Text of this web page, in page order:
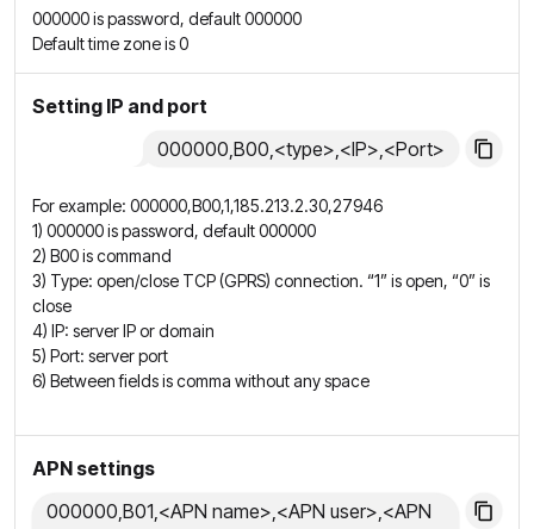
000000 is password, default 000000
Default time zone is 0
Setting IP and port
000000,B00,<type>,<IP>,<Port>
For example: 000000,B00,1,185.213.2.30,27946
1) 000000 is password, default 000000
2) B00 is command
3) Type: open/close TCP (GPRS) connection. “1” is open, “0” is
close
4) IP: server IP or domain
5) Port: server port
6) Between fields is comma without any space
APN settings
000000,B01,<APN name>,<APN user>,<APN